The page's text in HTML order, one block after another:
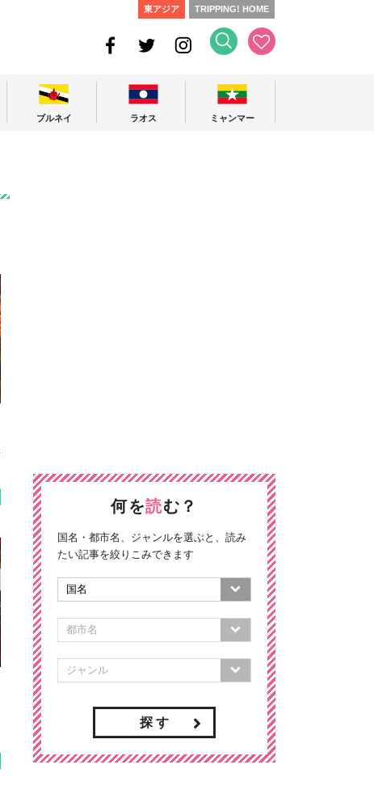
東アジア TRIPPING! HOME
ブルネイ ラオス ミャンマー
何を読む？
国名・都市名、ジャンルを選ぶと、読み
たい記事を絞りこみできます
探 す